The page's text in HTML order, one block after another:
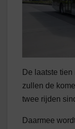
De laatste
zullen de
twee rijden
Daarmee